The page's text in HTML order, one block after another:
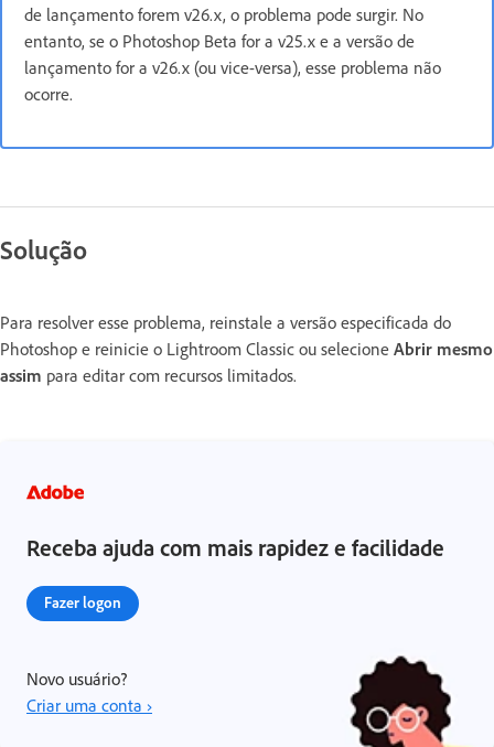
de lançamento forem v26.x, o problema pode surgir. No
entanto, se o Photoshop Beta for a v25.x e a versão de
lançamento for a v26.x (ou vice-versa), esse problema não
ocorre.
Solução
Para resolver esse problema, reinstale a versão especificada do
Photoshop e reinicie o Lightroom Classic ou selecione Abrir mesmo
assim para editar com recursos limitados.
Receba ajuda com mais rapidez e facilidade
Fazer logon
Novo usuário?
Criar uma conta ›